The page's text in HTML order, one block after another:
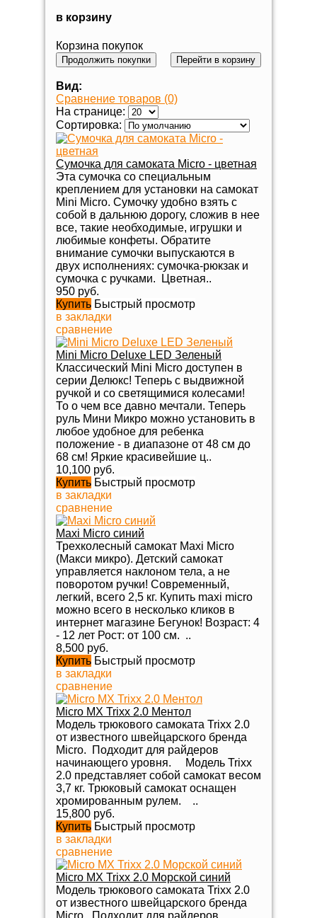
в корзину
Корзина покупок
Перейти в корзину
Продолжить покупки
Вид:
Сравнение товаров (0)
На странице:
Сортировка:
Сумочка для самоката Micro - цветная
Эта сумочка со специальным
креплением для установки на самокат
Mini Micro. Сумочку удобно взять с
собой в дальнюю дорогу, сложив в нее
все, такие необходимые, игрушки и
любимые конфеты. Обратите
внимание сумочки выпускаются в
двух исполнениях: сумочка-рюкзак и
сумочка с ручками. Цветная..
950 руб.
Купить Быстрый просмотр
в закладки
сравнение
Mini Micro Deluxe LED Зеленый
Классический Mini Micro доступен в
серии Делюкс! Теперь с выдвижной
ручкой и со светящимися колесами!
То о чем все давно мечтали. Теперь
руль Мини Микро можно установить в
любое удобное для ребенка
положение - в диапазоне от 48 см до
68 см! Яркие красивейшие ц..
10,100 руб.
Купить Быстрый просмотр
в закладки
сравнение
Maxi Micro синий
Трехколесный самокат Maxi Micro
(Макси микро). Детский самокат
управляется наклоном тела, а не
поворотом ручки! Современный,
легкий, всего 2,5 кг. Купить maxi micro
можно всего в несколько кликов в
интернет магазине Бегунок! Возраст: 4
- 12 лет Рост: от 100 см. ..
8,500 руб.
Купить Быстрый просмотр
в закладки
сравнение
Micro MX Trixx 2.0 Ментол
Модель трюкового самоката Trixx 2.0
от известного швейцарского бренда
Micro. Подходит для райдеров
начинающего уровня. Модель Trixx
2.0 представляет собой самокат весом
3,7 кг. Трюковый самокат оснащен
хромированным рулем. ..
15,800 руб.
Купить Быстрый просмотр
в закладки
сравнение
Micro MX Trixx 2.0 Морской синий
Модель трюкового самоката Trixx 2.0
от известного швейцарского бренда
Micro. Подходит для райдеров